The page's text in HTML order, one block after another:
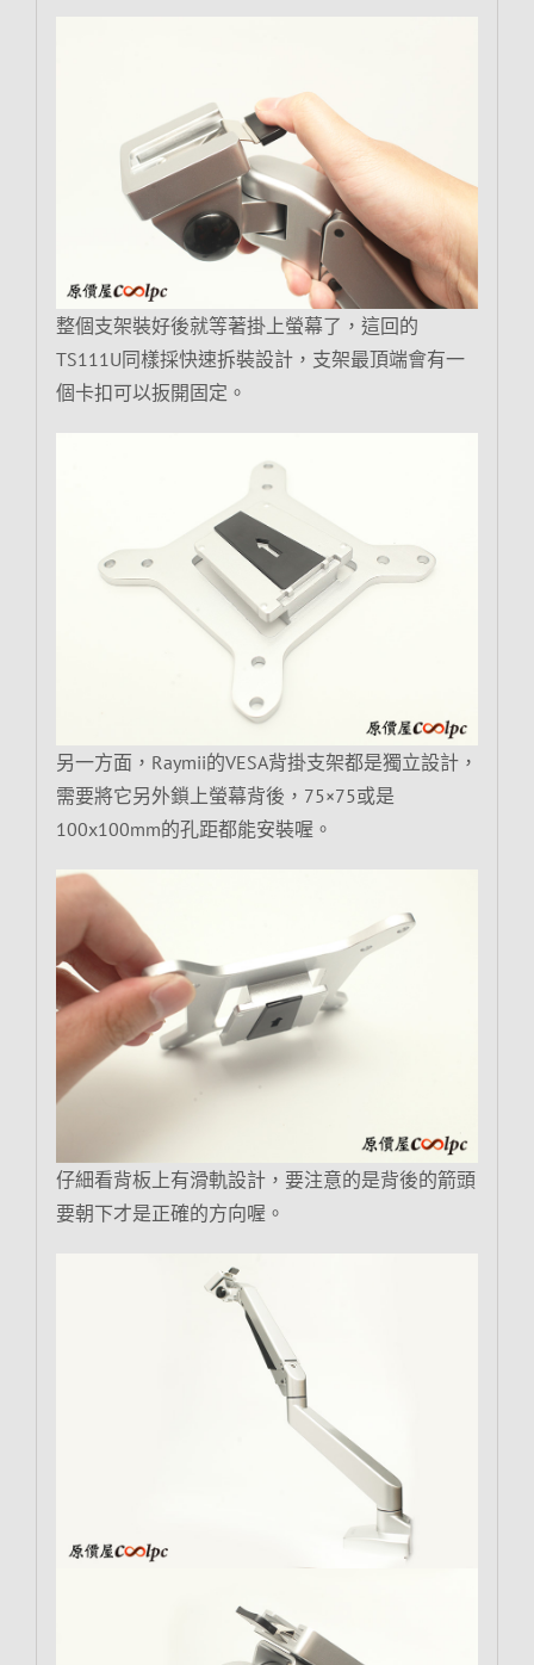
整個支架裝好後就等著掛上螢幕了，這回的
TS111U同樣採快速拆裝設計，支架最頂端會有一
個卡扣可以扳開固定。
另一方面，Raymii的VESA背掛支架都是獨立設計，
需要將它另外鎖上螢幕背後，75×75或是
100x100mm的孔距都能安裝喔。
仔細看背板上有滑軌設計，要注意的是背後的箭頭
要朝下才是正確的方向喔。